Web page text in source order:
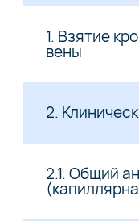
1. Взятие
вены
2.
2.1. Общий